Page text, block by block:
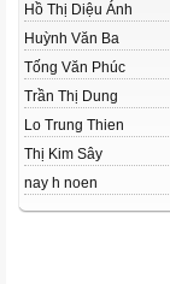
Hồ Thị Diệu Ánh
Huỳnh Văn Ba
Tống Văn Phúc
Trần Thị Dung
Lo Trung Thien
Thị Kim Sây
nay h noen